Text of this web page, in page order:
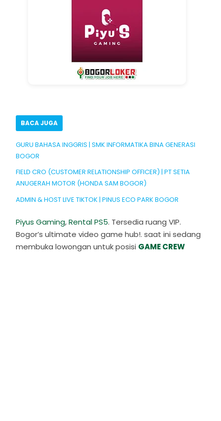
BACA JUGA
GURU BAHASA INGGRIS | SMK INFORMATIKA BINA GENERASI
BOGOR
FIELD CRO (CUSTOMER RELATIONSHIP OFFICER) | PT SETIA
ANUGERAH MOTOR (HONDA SAM BOGOR)
ADMIN & HOST LIVE TIKTOK | PINUS ECO PARK BOGOR
Piyus Gaming,Rental PS5. Tersedia ruang VIP.
Bogor’s ultimate video game hub!. saat ini sedang
membuka lowongan untuk posisi GAME CREW